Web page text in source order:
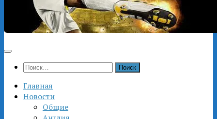
Найти:
Главная
Новости
Общие